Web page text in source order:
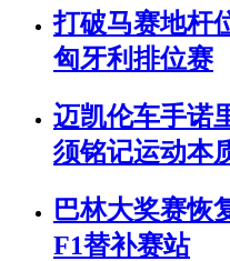
打破马赛地杆
匈牙利排位赛
迈凯伦车手诺
须铭记运动本
巴林大奖赛恢
F1替补赛站